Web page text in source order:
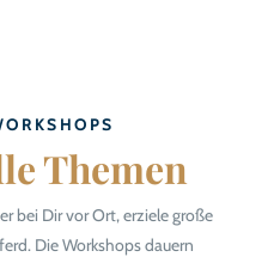
Themen
bei Dir vor Ort, erziele große
Die Workshops dauern